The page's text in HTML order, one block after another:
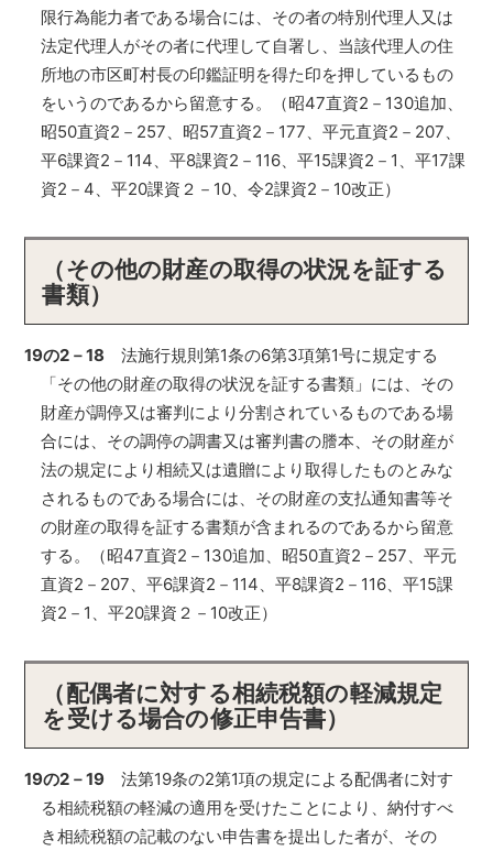
限行為能力者である場合には、その者の特別代理人又は
法定代理人がその者に代理して自署し、当該代理人の住
所地の市区町村長の印鑑証明を得た印を押しているもの
をいうのであるから留意する。（昭47直資2－130追加、
昭50直資2－257、昭57直資2－177、平元直資2－207、
平6課資2－114、平8課資2－116、平15課資2－1、平17課
資2－4、平20課資２－10、令2課資2－10改正）
（その他の財産の取得の状況を証する
書類）
19の2－18法施行規則第1条の6第3項第1号に規定する
「その他の財産の取得の状況を証する書類」には、その
財産が調停又は審判により分割されているものである場
合には、その調停の調書又は審判書の謄本、その財産が
法の規定により相続又は遺贈により取得したものとみな
されるものである場合には、その財産の支払通知書等そ
の財産の取得を証する書類が含まれるのであるから留意
する。（昭47直資2－130追加、昭50直資2－257、平元
直資2－207、平6課資2－114、平8課資2－116、平15課
資2－1、平20課資２－10改正）
（配偶者に対する相続税額の軽減規定
を受ける場合の修正申告書）
19の2－19法第19条の2第1項の規定による配偶者に対す
る相続税額の軽減の適用を受けたことにより、納付すべ
き相続税額の記載のない申告書を提出した者が、その